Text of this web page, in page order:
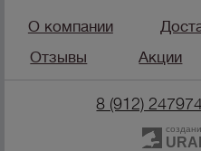
О компании
Отзывы
Акции
8 (912)